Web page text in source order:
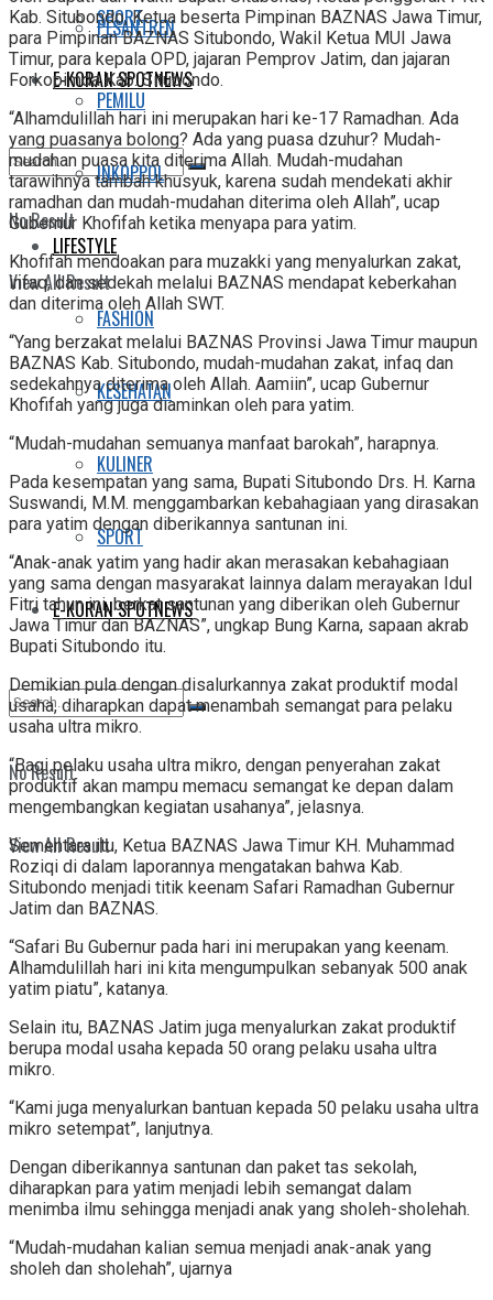
SPORT
E-KORAN SPOTNEWS
No Result
View All Result
PESANTREN
PEMILU
INKOPPOL
LIFESTYLE
FASHION
KESEHATAN
KULINER
SPORT
E-KORAN SPOTNEWS
No Result
View All Result
Kab. Situbondo, Ketua beserta Pimpinan BAZNAS Jawa Timur,
para Pimpinan BAZNAS Situbondo, Wakil Ketua MUI Jawa
Timur, para kepala OPD, jajaran Pemprov Jatim, dan jajaran
Forkopimda Kab. Situbondo.
“Alhamdulillah hari ini merupakan hari ke-17 Ramadhan. Ada
yang puasanya bolong? Ada yang puasa dzuhur? Mudah-
mudahan puasa kita diterima Allah. Mudah-mudahan
tarawihnya tambah khusyuk, karena sudah mendekati akhir
ramadhan dan mudah-mudahan diterima oleh Allah”, ucap
Gubernur Khofifah ketika menyapa para yatim.
Khofifah mendoakan para muzakki yang menyalurkan zakat,
infaq, dan sedekah melalui BAZNAS mendapat keberkahan
dan diterima oleh Allah SWT.
“Yang berzakat melalui BAZNAS Provinsi Jawa Timur maupun
BAZNAS Kab. Situbondo, mudah-mudahan zakat, infaq dan
sedekahnya diterima oleh Allah. Aamiin”, ucap Gubernur
Khofifah yang juga diaminkan oleh para yatim.
“Mudah-mudahan semuanya manfaat barokah”, harapnya.
Pada kesempatan yang sama, Bupati Situbondo Drs. H. Karna
Suswandi, M.M. menggambarkan kebahagiaan yang dirasakan
para yatim dengan diberikannya santunan ini.
“Anak-anak yatim yang hadir akan merasakan kebahagiaan
yang sama dengan masyarakat lainnya dalam merayakan Idul
Fitri tahun ini, berkat santunan yang diberikan oleh Gubernur
Jawa Timur dan BAZNAS”, ungkap Bung Karna, sapaan akrab
Bupati Situbondo itu.
Demikian pula dengan disalurkannya zakat produktif modal
usaha, diharapkan dapat menambah semangat para pelaku
usaha ultra mikro.
“Bagi pelaku usaha ultra mikro, dengan penyerahan zakat
produktif akan mampu memacu semangat ke depan dalam
mengembangkan kegiatan usahanya”, jelasnya.
Sementara itu, Ketua BAZNAS Jawa Timur KH. Muhammad
Roziqi di dalam laporannya mengatakan bahwa Kab.
Situbondo menjadi titik keenam Safari Ramadhan Gubernur
Jatim dan BAZNAS.
“Safari Bu Gubernur pada hari ini merupakan yang keenam.
Alhamdulillah hari ini kita mengumpulkan sebanyak 500 anak
yatim piatu”, katanya.
Selain itu, BAZNAS Jatim juga menyalurkan zakat produktif
berupa modal usaha kepada 50 orang pelaku usaha ultra
mikro.
“Kami juga menyalurkan bantuan kepada 50 pelaku usaha ultra
mikro setempat”, lanjutnya.
Dengan diberikannya santunan dan paket tas sekolah,
diharapkan para yatim menjadi lebih semangat dalam
menimba ilmu sehingga menjadi anak yang sholeh-sholehah.
“Mudah-mudahan kalian semua menjadi anak-anak yang
sholeh dan sholehah”, ujarnya